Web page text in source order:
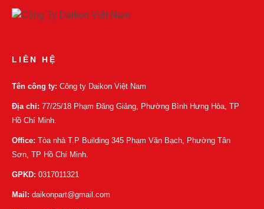
LIÊN HỆ
Tên công ty: Công ty Daikon Việt Nam
Địa chỉ: 77/25/18 Phạm Đăng Giảng, Phường Bình Hưng Hòa, TP
Hồ Chí Minh.
Office: Tòa nhà T.P Building 345 Phạm Văn Bạch, Phường Tân
Sơn, TP Hồ Chí Minh.
GPKD: 0317011321
Mail: daikonpart@gmail.com